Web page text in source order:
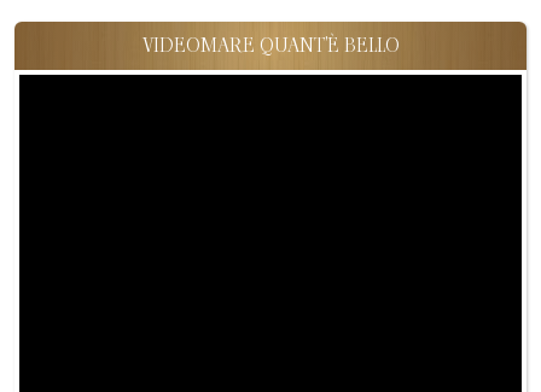
VIDEOMARE QUANT'È BELLO